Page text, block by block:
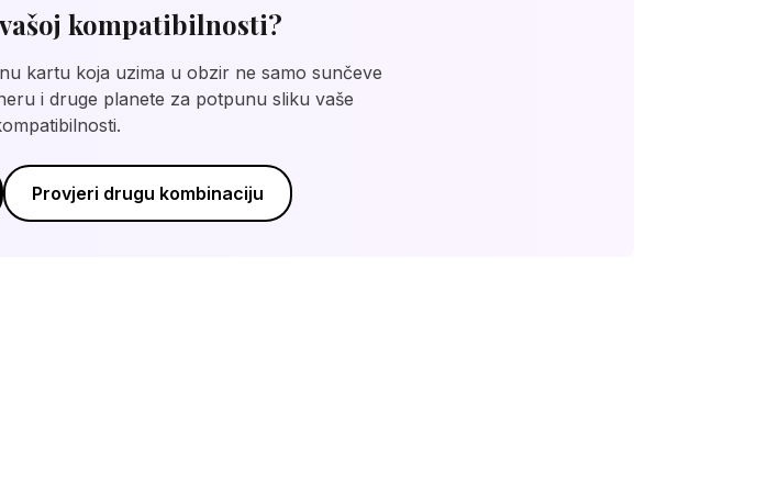
kompatibilnosti?
kartu koja uzima u obzir ne samo sunčeve
i druge planete za potpunu sliku vaše
Provjeri drugu kombinaciju